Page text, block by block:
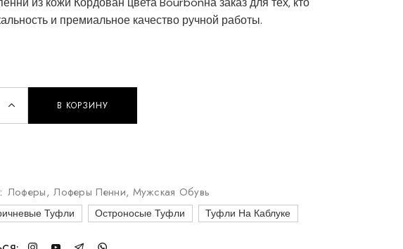
и премиальное качество ручной работы.
лоферы-пенни из кожи Кордован цвета Bourbon quantity
В КОРЗИНУ
Лоферы,Лоферы Пенни,Мужская Обувь
Туфли Остроносые Туфли Туфли На Каблуке